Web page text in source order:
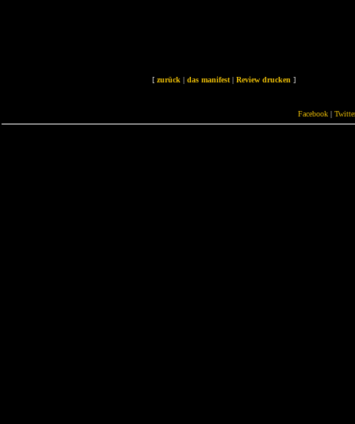
[ zurück | das manifest | Review drucken ]
Facebook |